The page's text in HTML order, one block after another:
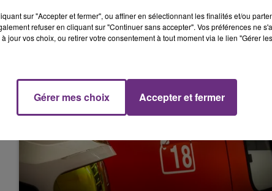
La Famille
sur "Accepter et fermer", ou affiner en sélectionnant les finalités et/ou
refuser en cliquant sur "Continuer sans accepter". Vos préférences ne
jour vos choix, ou retirer votre consentement à tout moment via le lien "Gérer
Gérer mes choix Accepter et fermer